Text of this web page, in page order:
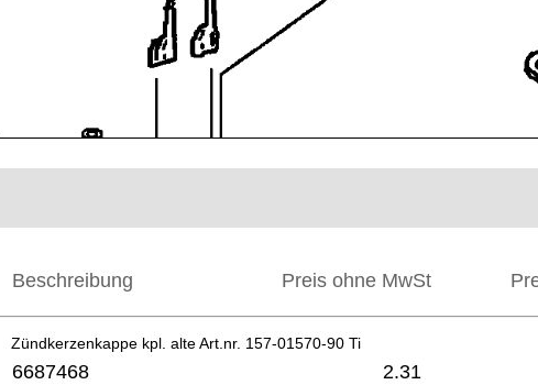
Beschreibung Preis ohne MwSt
Zündkerzenkappe kpl. alte Art.nr. 157-01570-90 Ti
6687468 2.31